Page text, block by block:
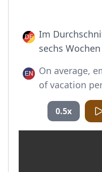
Im
sechs
On average,
of vacation
0.5x